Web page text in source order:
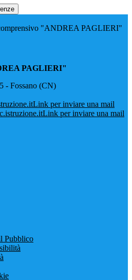
"ANDREA PAGLIERI"
PAGLIERI"
- Fossano (CN)
Link per inviare una mail
Link per inviare una mail
Pubblico